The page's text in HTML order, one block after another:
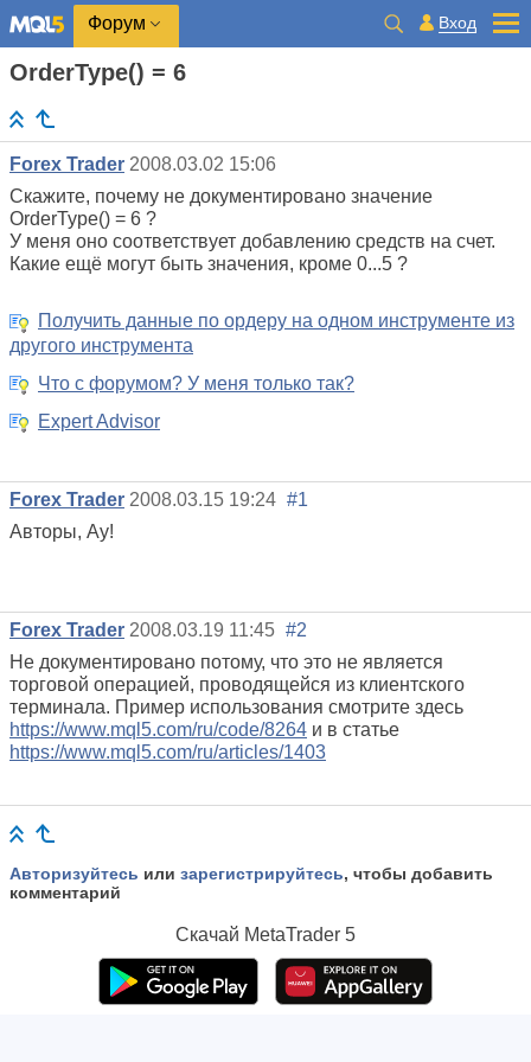
Форум Вход
OrderType() = 6
Forex Trader 2008.03.02 15:06
Скажите, почему не документировано значение
OrderType() = 6 ?
У меня оно соответствует добавлению средств на счет.
Какие ещё могут быть значения, кроме 0...5 ?
Получить данные по ордеру на одном инструменте из
другого инструмента
Что с форумом? У меня только так?
Expert Advisor
Forex Trader 2008.03.15 19:24 #1
Авторы, Ау!
Forex Trader 2008.03.19 11:45 #2
Не документировано потому, что это не является
торговой операцией, проводящейся из клиентского
терминала. Пример использования смотрите здесь
https://www.mql5.com/ru/code/8264 и в статье
https://www.mql5.com/ru/articles/1403
Авторизуйтесь или зарегистрируйтесь, чтобы добавить
комментарий
Скачай MetaTrader 5